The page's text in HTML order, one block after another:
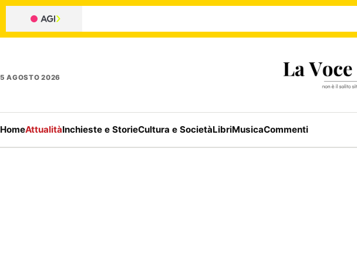
5 AGOSTO 2026
HomeAttualitàInchieste e StorieCultura e SocietàLibriMusicaCommenti